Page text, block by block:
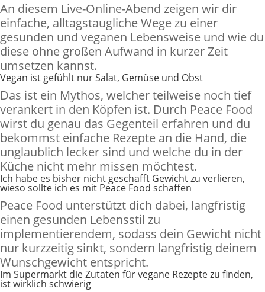
An diesem Live-Online-Abend zeigen wir dir
einfache, alltagstaugliche Wege zu einer
gesunden und veganen Lebensweise und wie du
diese ohne großen Aufwand in kurzer Zeit
umsetzen kannst.
Vegan ist gefühlt nur Salat, Gemüse und Obst
Das ist ein Mythos, welcher teilweise noch tief
verankert in den Köpfen ist. Durch Peace Food
wirst du genau das Gegenteil erfahren und du
bekommst einfache Rezepte an die Hand, die
unglaublich lecker sind und welche du in der
Küche nicht mehr missen möchtest.
Ich habe es bisher nicht geschafft Gewicht zu verlieren,
wieso sollte ich es mit Peace Food schaffen
Peace Food unterstützt dich dabei, langfristig
einen gesunden Lebensstil zu
implementierendem, sodass dein Gewicht nicht
nur kurzzeitig sinkt, sondern langfristig deinem
Wunschgewicht entspricht.
Im Supermarkt die Zutaten für vegane Rezepte zu finden,
ist wirklich schwierig